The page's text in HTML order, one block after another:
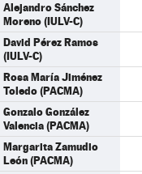
Alejandro Sánchez
Moreno (IULV-C)
David Pérez Ramos
(IULV-C)
Rosa María Jiménez
Toledo (PACMA)
Gonzalo González
Valencia (PACMA)
Margarita Zamudio
León (PACMA)